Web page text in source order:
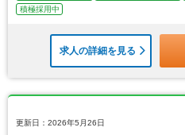
積極採用中
求人の詳細を見る
更新日：2026年5月26日